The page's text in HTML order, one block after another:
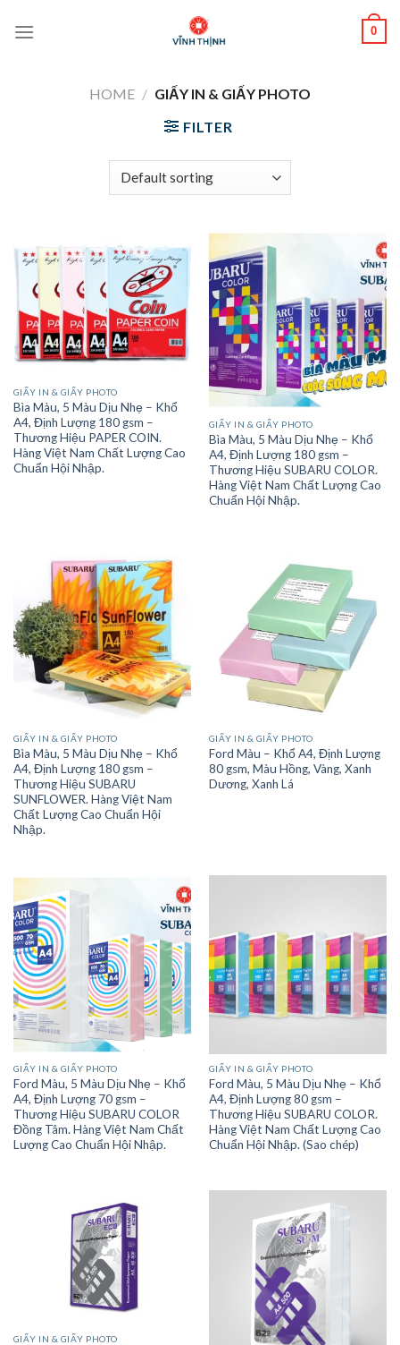
0
HOME / GIẤY IN & GIẤY PHOTO
FILTER
GIẤY IN & GIẤY PHOTO
Bìa Màu, 5 Màu Dịu Nhẹ – Khổ
A4, Định Lượng 180 gsm –
Thương Hiệu PAPER COIN.
Hàng Việt Nam Chất Lượng Cao
Chuẩn Hội Nhập.
GIẤY IN & GIẤY PHOTO
Bìa Màu, 5 Màu Dịu Nhẹ – Khổ
A4, Định Lượng 180 gsm –
Thương Hiệu SUBARU COLOR.
Hàng Việt Nam Chất Lượng Cao
Chuẩn Hội Nhập.
GIẤY IN & GIẤY PHOTO
Bìa Màu, 5 Màu Dịu Nhẹ – Khổ
A4, Định Lượng 180 gsm –
Thương Hiệu SUBARU
SUNFLOWER. Hàng Việt Nam
Chất Lượng Cao Chuẩn Hội
Nhập.
GIẤY IN & GIẤY PHOTO
Ford Màu – Khổ A4, Định Lượng
80 gsm, Màu Hồng, Vàng, Xanh
Dương, Xanh Lá
GIẤY IN & GIẤY PHOTO
Ford Màu, 5 Màu Dịu Nhẹ – Khổ
A4, Định Lượng 70 gsm –
Thương Hiệu SUBARU COLOR
Đồng Tâm. Hàng Việt Nam Chất
Lượng Cao Chuẩn Hội Nhập.
GIẤY IN & GIẤY PHOTO
Ford Màu, 5 Màu Dịu Nhẹ – Khổ
A4, Định Lượng 80 gsm –
Thương Hiệu SUBARU COLOR.
Hàng Việt Nam Chất Lượng Cao
Chuẩn Hội Nhập. (Sao chép)
GIẤY IN & GIẤY PHOTO